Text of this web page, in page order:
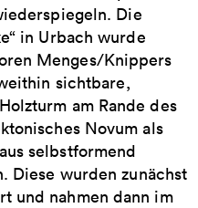
Die
in Urbach wurde
Menges/Knippers
sichtbare,
am Rande des
Novum als
selbstformend
Diese wurden zunächst
und nahmen dann im